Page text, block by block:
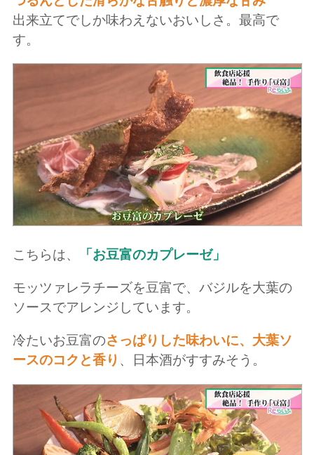
出来立てでしか味わえないおいしさ。最高で
す。
こちらは、 「お豆富のカプレーゼ」
モッツァレラチーズを豆富で、バジルを大葉の
ソースでアレンジしています。
冷たいお豆富のさっぱりした味わいに、大葉ソ
ースのコクと香り 、日本酒がすすみそう。